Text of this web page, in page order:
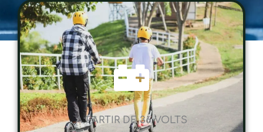
A PARTIR DE 36 VOLTS